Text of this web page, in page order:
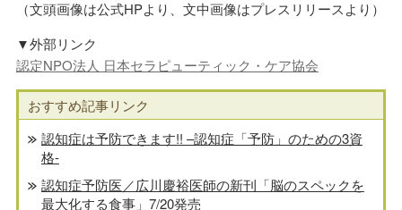
（文頭画像は公式HPより、文中画像はプレスリリースより）
▼外部リンク
認定NPO法人 日本セラピューティック・ケア協会
おすすめ記事リンク
認知症は予防できます!! –認知症「予防」のための3資
格-
認知症予防医／広川慶裕医師の新刊「脳のスペックを
最大化する食事」7/20発売